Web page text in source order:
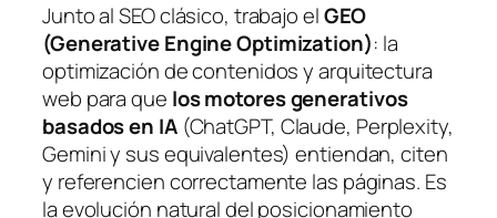
Junto al SEO clásico, trabajo elGEO
(Generative Engine Optimization): la
optimización de contenidos y arquitectura
web para que los motores generativos
basados en IA(ChatGPT, Claude, Perplexity,
Gemini y sus equivalentes) entiendan, citen
y referencien correctamente las páginas. Es
la evolución natural del posicionamiento